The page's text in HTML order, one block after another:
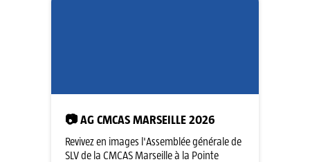
📷 AG CMCAS MARSEILLE 2026
Revivez en images l'Assemblée générale de
SLV de la CMCAS Marseille à la Pointe